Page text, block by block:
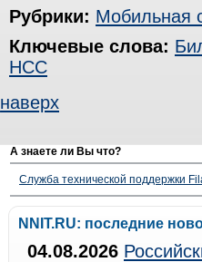
Рубрики: Мобильная
Ключевые слова:
НСС
наверх
А знаете ли Вы что?
Служба технической поддержки
NNIT.RU: последние
04.08.2026